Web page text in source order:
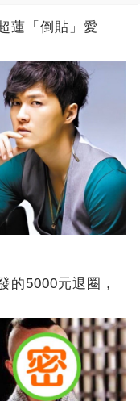
蓮「倒貼」愛
的5000元退圈，